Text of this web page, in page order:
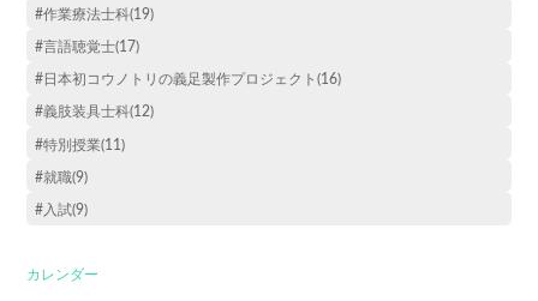
#作業療法士科(19)
#言語聴覚士(17)
#日本初コウノトリの義足製作プロジェクト(16)
#義肢装具士科(12)
#特別授業(11)
#就職(9)
#入試(9)
カレンダー